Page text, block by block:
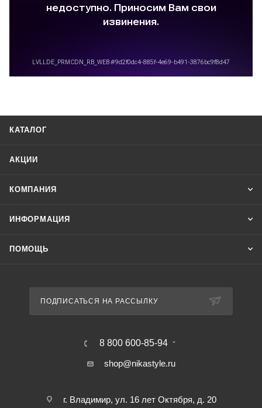
КАТАЛОГ
АКЦИИ
КОМПАНИЯ
ИНФОРМАЦИЯ
ПОМОЩЬ
ПОДПИСАТЬСЯ НА РАССЫЛКУ
8 800 600-85-94
shop@nikastyle.ru
г. Владимир, ул. 16 лет Октября, д. 20